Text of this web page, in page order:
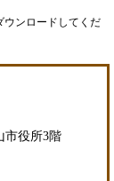
ウンロードしてくだ
役所3階